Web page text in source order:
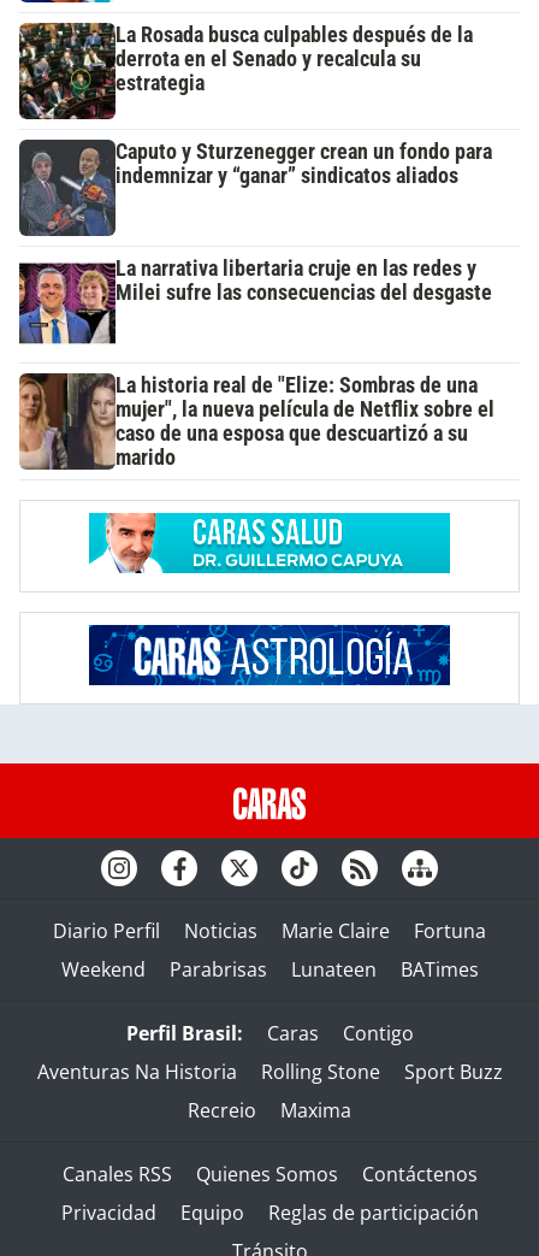
La Rosada busca culpables después de la
derrota en el Senado y recalcula su
estrategia
Caputo y Sturzenegger crean un fondo para
indemnizar y “ganar” sindicatos aliados
La narrativa libertaria cruje en las redes y
Milei sufre las consecuencias del desgaste
La historia real de "Elize: Sombras de una
mujer", la nueva película de Netflix sobre el
caso de una esposa que descuartizó a su
marido
Diario Perfil Noticias Marie Claire
Fortuna
Weekend
Parabrisas Lunateen BATimes
Perfil Brasil: Caras
Contigo
Aventuras Na Historia
Rolling Stone
Sport Buzz
Recreio
Maxima
Canales RSS Quienes Somos
Contáctenos
Privacidad
Equipo
Reglas de participación